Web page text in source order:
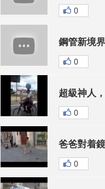
0
鋼管新境
0
超級神人
0
0